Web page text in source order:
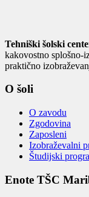
Tehniški šolski
kakovostno splošno-
praktično
O šoli
O zavodu
Zgodovina
Zaposleni
Izobraževalni
Študijski
Enote TŠC